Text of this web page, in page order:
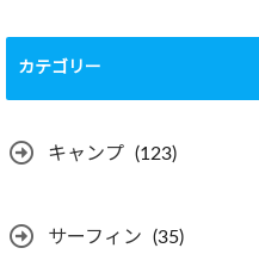
カテゴリー
キャンプ (123)
サーフィン (35)